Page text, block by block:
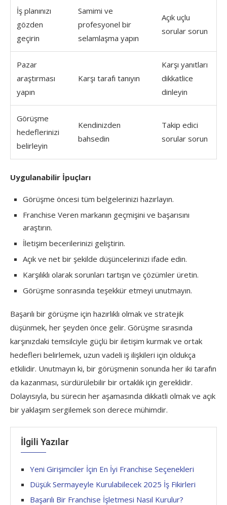
İş planınızı
gözden
geçirin
Samimi ve
profesyonel bir
selamlaşma yapın
Açık uçlu
sorular sorun
Pazar
araştırması
yapın
Karşı tarafı tanıyın
Karşı yanıtları
dikkatlice
dinleyin
Görüşme
hedeflerinizi
belirleyin
Kendinizden
bahsedin
Takip edici
sorular sorun
Uygulanabilir İpuçları
Görüşme öncesi tüm belgelerinizi hazırlayın.
Franchise Veren markanın geçmişini ve başarısını
araştırın.
İletişim becerilerinizi geliştirin.
Açık ve net bir şekilde düşüncelerinizi ifade edin.
Karşılıklı olarak sorunları tartışın ve çözümler üretin.
Görüşme sonrasında teşekkür etmeyi unutmayın.
Başarılı bir görüşme için hazırlıklı olmak ve stratejik
düşünmek, her şeyden önce gelir. Görüşme sırasında
karşınızdaki temsilciyle güçlü bir iletişim kurmak ve ortak
hedefleri belirlemek, uzun vadeli iş ilişkileri için oldukça
etkilidir. Unutmayın ki, bir görüşmenin sonunda her iki tarafın
da kazanması, sürdürülebilir bir ortaklık için gereklidir.
Dolayısıyla, bu sürecin her aşamasında dikkatli olmak ve açık
bir yaklaşım sergilemek son derece mühimdir.
İlgili Yazılar
Yeni Girişimciler İçin En İyi Franchise Seçenekleri
Düşük Sermayeyle Kurulabilecek 2025 İş Fikirleri
Başarılı Bir Franchise İşletmesi Nasıl Kurulur?